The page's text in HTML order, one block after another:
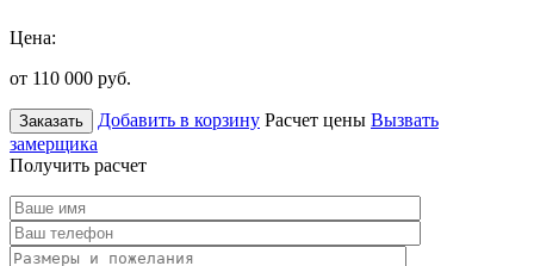
Цена:
от 110 000 руб.
Заказать Добавить в корзину Расчет цены Вызвать
замерщика
Получить расчет